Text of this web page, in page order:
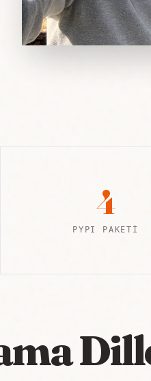
4
PYPI PAKETI